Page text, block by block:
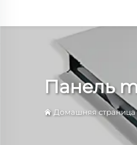
Панель
Домашняя страница